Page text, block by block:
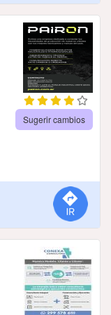
Sugerir cambios